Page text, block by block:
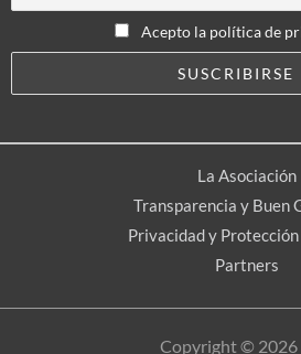
Acepto la política de
La Asociación
Transparencia y Buen
Privacidad y
Partners
Copyright © 2026